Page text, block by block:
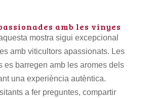
amb les vinyes
mostra sigui excepcional
amb viticultors apassionats. Les
es barregen amb les aromes dels
una experiència autèntica.
a fer preguntes, compartir